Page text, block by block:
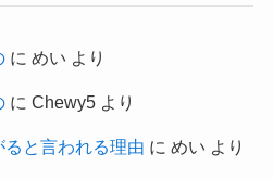
に めい より
に Chewy5より
と言われる理由 に めい より